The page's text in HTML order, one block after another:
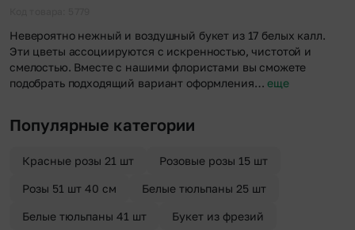
Невероятно нежный и воздушный букет из 17 белых калл.
Эти цветы ассоциируются с искренностью, чистотой и
смелостью. Вместе с нашими флористами вы сможете
подобрать подходящий вариант оформления… еще
Популярные категории
Красные розы 21 шт Розовые розы 15 шт
Розы 51 шт 40 см Белые тюльпаны 25 шт
Белые тюльпаны 41 шт Букет из фрезий